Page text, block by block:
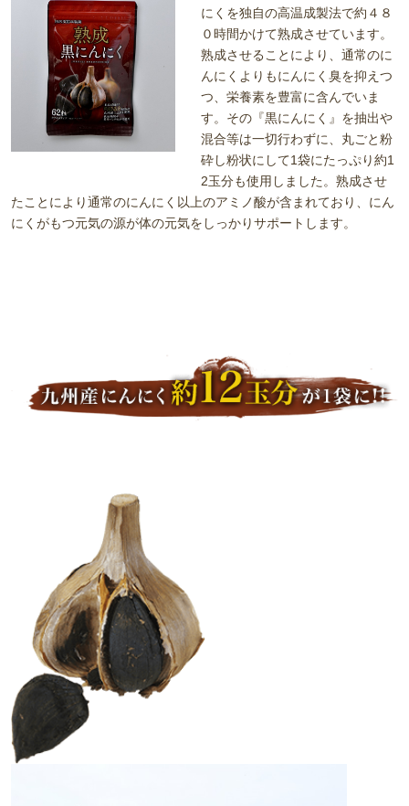
にくを独自の高温成製法で約４８
０時間かけて熟成させています。
熟成させることにより、通常のに
んにくよりもにんにく臭を抑えつ
つ、栄養素を豊富に含んでいま
す。その『黒にんにく』を抽出や
混合等は一切行わずに、丸ごと粉
砕し粉状にして1袋にたっぷり約1
2玉分も使用しました。熟成させ
たことにより通常のにんにく以上のアミノ酸が含まれており、にん
にくがもつ元気の源が体の元気をしっかりサポートします。